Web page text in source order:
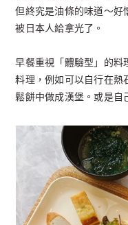
但終究是油條的味道～好
被日本人給拿光了。
早餐重視「體驗型」的料
料理，例如可以自行在熱
鬆餅中做成漢堡。或是自